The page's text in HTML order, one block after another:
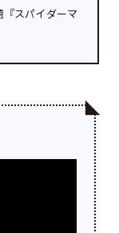
スパイダーマ